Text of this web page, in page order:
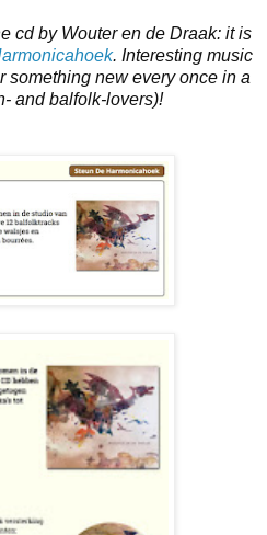
cd by Wouter en de Draak: it is
. Interesting music
something new every once in a
and balfolk-lovers)!